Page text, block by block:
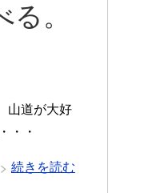
。
道が大好
・・
続きを読む